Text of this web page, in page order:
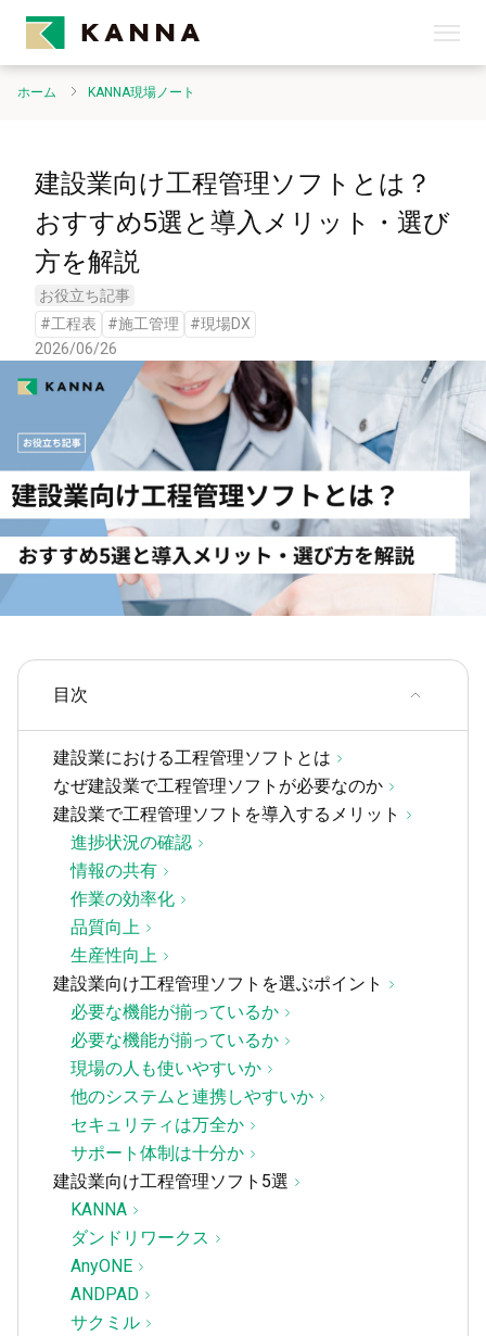
ホーム KANNA現場ノート
建設業向け工程管理ソフトとは？
おすすめ5選と導入メリット・選び
方を解説
お役立ち記事
#工程表 #施工管理 #現場DX
2026/06/26
目次
建設業における工程管理ソフトとは
なぜ建設業で工程管理ソフトが必要なのか
建設業で工程管理ソフトを導入するメリット
進捗状況の確認
情報の共有
作業の効率化
品質向上
生産性向上
建設業向け工程管理ソフトを選ぶポイント
必要な機能が揃っているか
必要な機能が揃っているか
現場の人も使いやすいか
他のシステムと連携しやすいか
セキュリティは万全か
サポート体制は十分か
建設業向け工程管理ソフト5選
KANNA
ダンドリワークス
AnyONE
ANDPAD
サクミル